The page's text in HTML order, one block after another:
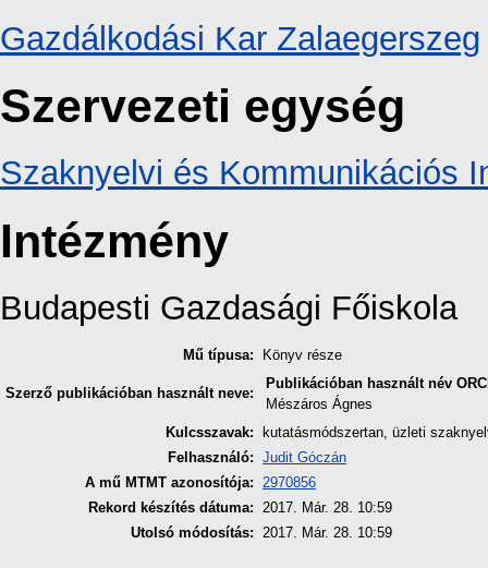
Gazdálkodási Kar Zalaegerszeg
Szervezeti egység
Szaknyelvi és Kommunikációs
Intézmény
Budapesti Gazdasági Főiskola
Mű típusa: Könyv része
Szerző publikációban használt neve:
Publikációban használt név
Mészáros Ágnes
Kulcsszavak:
kutatásmódszertan, üzleti
Felhasználó: Judit Góczán
A mű MTMT azonosítója: 2970856
Rekord készítés dátuma: 2017. Már. 28. 10:59
Utolsó módosítás: 2017. Már. 28. 10:59